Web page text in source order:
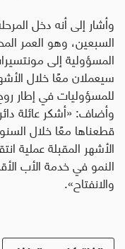
وأشار إلى أنه دخل
السبعين، وهو العمر
المسؤولية إلى
سيعملان معًا خلال
للمسؤوليات في إطار
وأضاف: «أشكر عائلة
قطعناها معًا خلال
الأشهر المقبلة عملية
النمو في خدمة الأب
والانفتاح».